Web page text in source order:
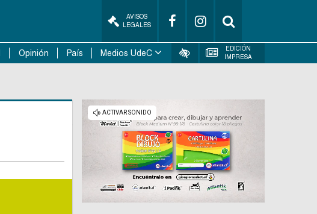
AVISOS
LEGALES
Opinión País Medios UdeC
EDICIÓN
IMPRESA